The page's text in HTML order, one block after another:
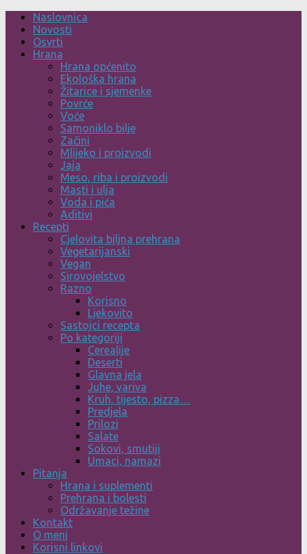
Skip
content
Naslovnica
Novosti
Osvrti
Hrana
Hrana općenito
Ekološka hrana
Žitarice i sjemenke
Povrće
Voće
Samoniklo bilje
Začini
Mlijeko i proizvodi
Jaja
Meso, riba i proizvodi
Masti i ulja
Voda i pića
Aditivi
Recepti
Cjelovita biljna prehrana
Vegetarijanski
Vegan
Sirovojelstvo
Razno
Korisno
Ljekovito
Sastojci recepta
Po kategoriji
Cerealije
Deserti
Glavna jela
Juhe, variva
Kruh, tijesto, pizza…
Predjela
Prilozi
Salate
Sokovi, smutiji
Umaci, namazi
Pitanja
Hrana i suplementi
Prehrana i bolesti
Održavanje težine
Kontakt
O meni
Korisni linkovi